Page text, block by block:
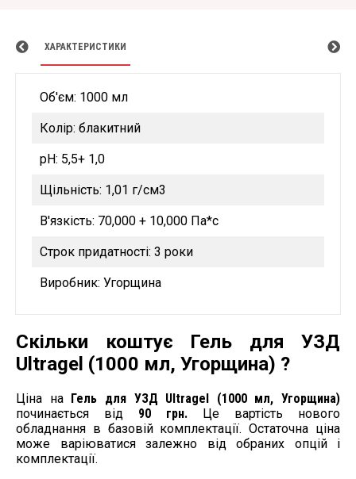
ХАРАКТЕРИСТИКИ
Об'єм: 1000 мл
Колір: блакитний
рН: 5,5+ 1,0
Щільність: 1,01 г/см3
В'язкість: 70,000 + 10,000 Па*с
Строк придатності: 3 роки
Виробник: Угорщина
Скільки коштує Гель для УЗД
Ultragel (1000 мл, Угорщина) ?
Ціна на Гель для УЗД Ultragel (1000 мл, Угорщина)
починається від 90 грн. Це вартість нового
обладнання в базовій комплектації. Остаточна ціна
може варіюватися залежно від обраних опцій і
комплектації.